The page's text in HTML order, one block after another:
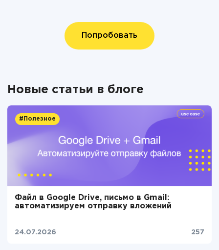
Попробовать
Новые статьи в блоге
#Полезное
Файл в Google Drive, письмо в Gmail:
автоматизируем отправку вложений
24.07.2026 257